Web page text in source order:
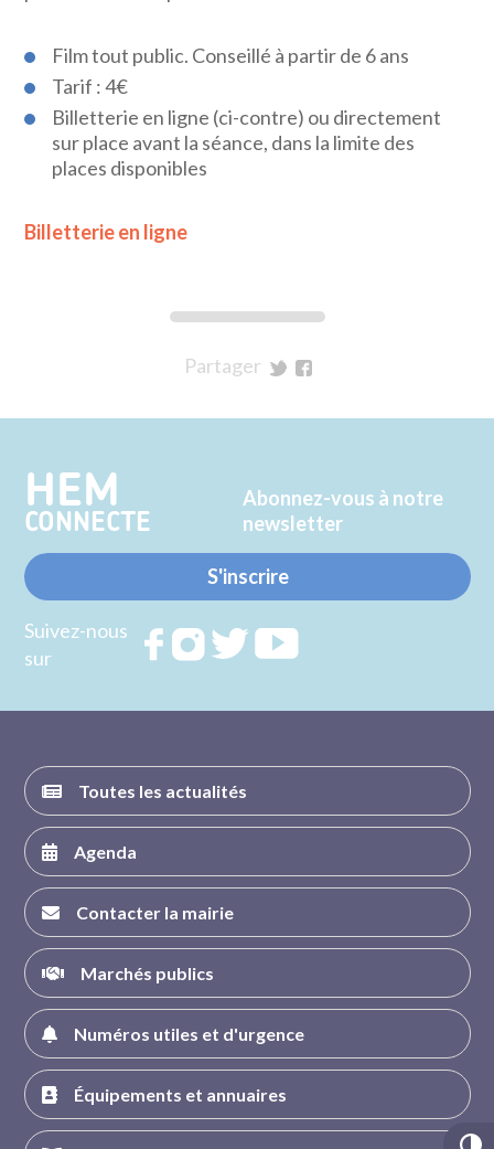
Film tout public. Conseillé à partir de 6 ans
Tarif : 4€
Billetterie en ligne (ci-contre) ou directement
sur place avant la séance, dans la limite des
places disponibles
Billetterie en ligne
Partager
Twitter
Facebook
HEM
CONNECTE
Abonnez-vous à notre
newsletter
S'inscrire
Suivez-nous
sur
RejoignezRejoignezRejoignez
Toutes les actualités
Agenda
Contacter la mairie
Marchés publics
Numéros utiles et d'urgence
Équipements et annuaires